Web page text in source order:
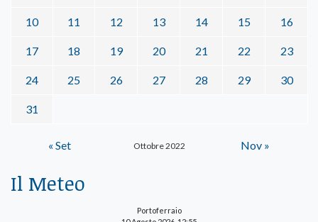
Ottobre 2022
10 11 12 13 14 15 16
17 18 19 20 21 22 23
24 25 26 27 28 29 30
31
« Set Nov »
Il Meteo
Portoferraio